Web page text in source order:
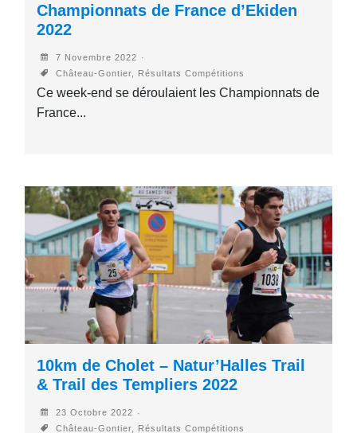
Championnats de France d’Ekiden
2022
7 Novembre 2022
Château-Gontier, Résultats Compétitions
Ce week-end se déroulaient les Championnats de
France...
10km de Cholet – Natur’Halles Trail
& Trail des Templiers 2022
23 Octobre 2022
Château-Gontier, Résultats Compétitions